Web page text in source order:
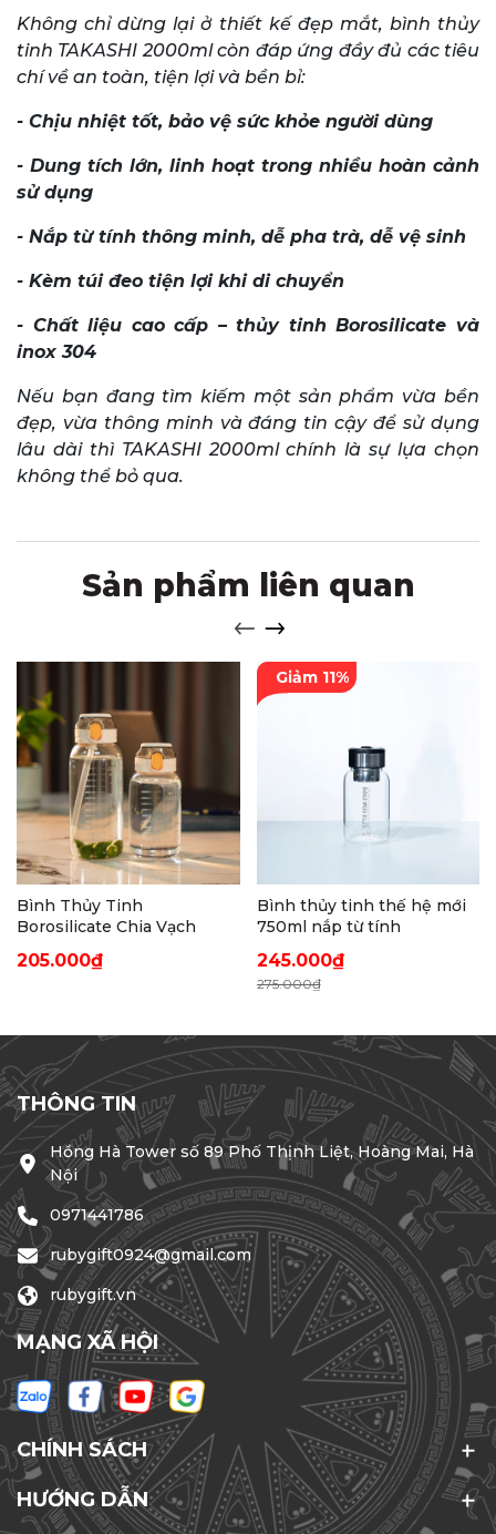
Không chỉ dừng lại ở thiết kế đẹp mắt, bình thủy
tinh TAKASHI 2000ml còn đáp ứng đầy đủ các tiêu
chí về an toàn, tiện lợi và bền bỉ:
- Chịu nhiệt tốt, bảo vệ sức khỏe người dùng
- Dung tích lớn, linh hoạt trong nhiều hoàn cảnh
sử dụng
- Nắp từ tính thông minh, dễ pha trà, dễ vệ sinh
- Kèm túi đeo tiện lợi khi di chuyển
- Chất liệu cao cấp – thủy tinh Borosilicate và
inox 304
Nếu bạn đang tìm kiếm một sản phẩm vừa bền
đẹp, vừa thông minh và đáng tin cậy để sử dụng
lâu dài thì TAKASHI 2000ml chính là sự lựa chọn
không thể bỏ qua.
Sản phẩm liên quan
Bình Thủy Tinh
Borosilicate Chia Vạch
205.000₫
Giảm 11%
Bình thủy tinh thế hệ mới
750ml nắp từ tính
245.000₫
275.000₫
THÔNG TIN
Hồng Hà Tower số 89 Phố Thịnh Liệt, Hoàng Mai, Hà
Nội
0971441786
rubygift0924@gmail.com
rubygift.vn
MẠNG XÃ HỘI
CHÍNH SÁCH
HƯỚNG DẪN